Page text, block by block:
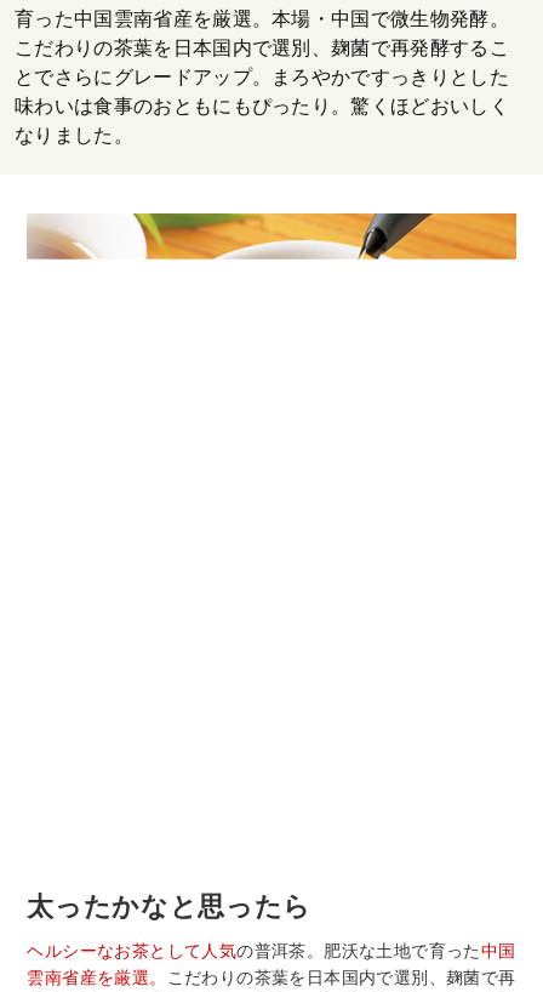
育った中国雲南省産を厳選。本場・中国で微生物発酵。
こだわりの茶葉を日本国内で選別、麹菌で再発酵するこ
とでさらにグレードアップ。まろやかですっきりとした
味わいは食事のおともにもぴったり。驚くほどおいしく
なりました。
太ったかなと思ったら
ヘルシーなお茶として人気の普洱茶。肥沃な土地で育った中国
雲南省産を厳選。
こだわりの茶葉を日本国内で選別、麹菌で再